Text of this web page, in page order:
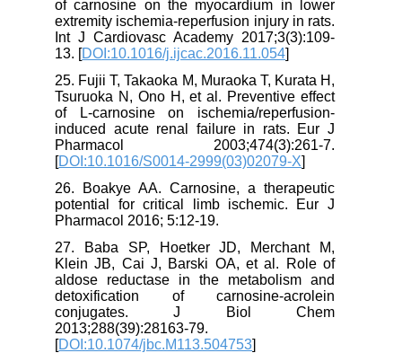
of carnosine on the myocardium in lower
extremity ischemia-reperfusion injury in rats.
Int J Cardiovasc Academy 2017;3(3):109-
13. [DOI:10.1016/j.ijcac.2016.11.054
25. Fujii T, Takaoka M, Muraoka T, Kurata H,
Tsuruoka N, Ono H, et al. Preventive effect
of L-carnosine on ischemia/reperfusion-
induced acute renal failure in rats. Eur J
Pharmacol 2003;474(3):261-7.
[DOI:10.1016/S0014-2999(03)02079-X
26. Boakye AA. Carnosine, a therapeutic
potential for critical limb ischemic. Eur J
Pharmacol 2016; 5:12-19.
27. Baba SP, Hoetker JD, Merchant M,
Klein JB, Cai J, Barski OA, et al. Role of
aldose reductase in the metabolism and
detoxification of carnosine-acrolein
conjugates. J Biol Chem
2013;288(39):28163-79.
[DOI:10.1074/jbc.M113.504753